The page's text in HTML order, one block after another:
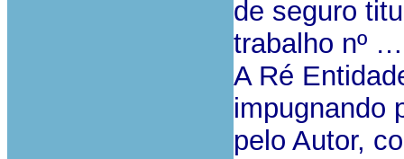
de seguro
trabalho nº
A Ré
impugnando
pelo Autor,